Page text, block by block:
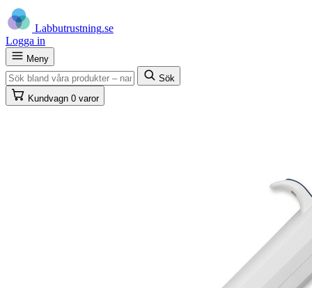
Labbutrustning.se
Logga in
Meny
Sök
Kundvagn 0 varor